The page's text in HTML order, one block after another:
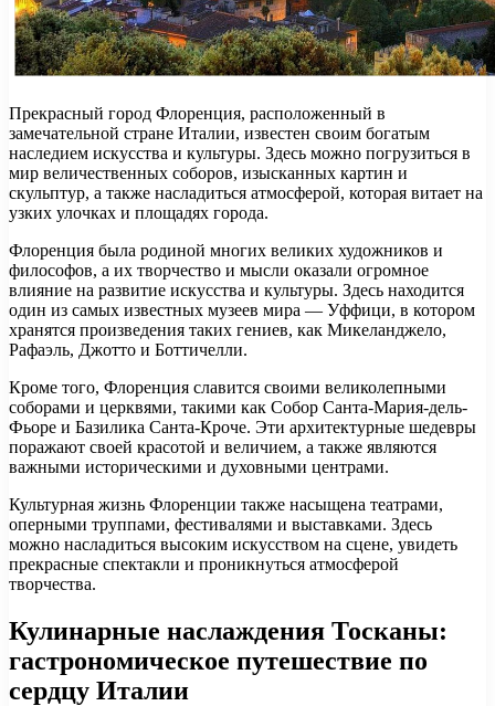
Прекрасный город Флоренция, расположенный в
замечательной стране Италии, известен своим богатым
наследием искусства и культуры. Здесь можно погрузиться в
мир величественных соборов, изысканных картин и
скульптур, а также насладиться атмосферой, которая витает на
узких улочках и площадях города.
Флоренция была родиной многих великих художников и
философов, а их творчество и мысли оказали огромное
влияние на развитие искусства и культуры. Здесь находится
один из самых известных музеев мира — Уффици, в котором
хранятся произведения таких гениев, как Микеланджело,
Рафаэль, Джотто и Боттичелли.
Кроме того, Флоренция славится своими великолепными
соборами и церквями, такими как Собор Санта-Мария-дель-
Фьоре и Базилика Санта-Кроче. Эти архитектурные шедевры
поражают своей красотой и величием, а также являются
важными историческими и духовными центрами.
Культурная жизнь Флоренции также насыщена театрами,
оперными труппами, фестивалями и выставками. Здесь
можно насладиться высоким искусством на сцене, увидеть
прекрасные спектакли и проникнуться атмосферой
творчества.
Кулинарные наслаждения Тосканы:
гастрономическое путешествие по
сердцу Италии